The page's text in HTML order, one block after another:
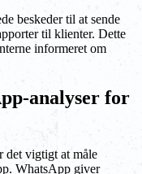
beskeder til at sende
til klienter. Dette
informeret om
analyser for
det vigtigt at måle
WhatsApp giver